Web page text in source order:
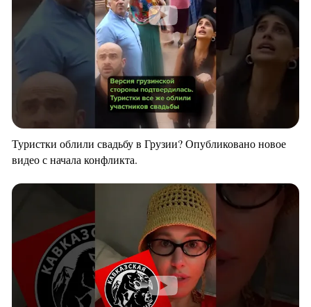
Туристки облили свадьбу в Грузии? Опубликовано новое
видео с начала конфликта.